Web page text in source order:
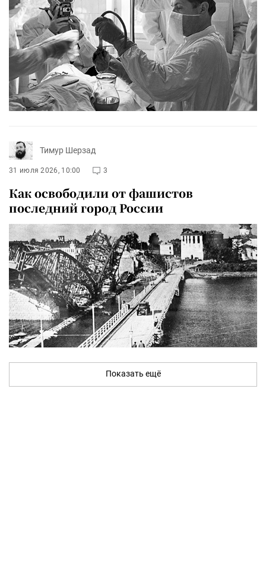
Тимур Шерзад
31 июля 2026, 10:00 3
Как освободили от фашистов
последний город России
Показать ещё